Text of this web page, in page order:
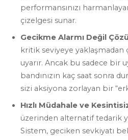
performansınızı
çizelgesi sunar.
Gecikme Alarmı Değil
kritik seviyeye yaklaşmadan
uyarır. Ancak bu sadece bir
bandınızın kaç saat sonra
sizi aksiyona zorlayan bir
Hızlı Müdahale ve
üzerinden alternatif tedarik
Sistem, geciken sevkiyatı